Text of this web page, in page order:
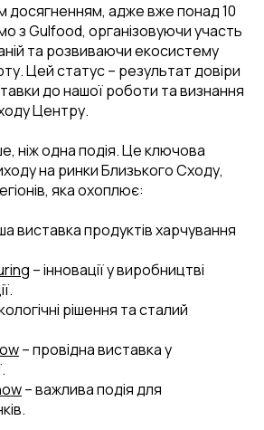
адже вже понад 10
з Gulfood, організовуючи участь
та розвиваючи екосистему
Цей статус – результат довіри
до нашої роботи та визнання
Центру.
ніж одна подія. Це ключова
на ринки Близького Сходу,
яка охоплює:
виставка продуктів харчування
– інновації у виробництві
рішення та сталий
– провідна виставка у
– важлива подія для